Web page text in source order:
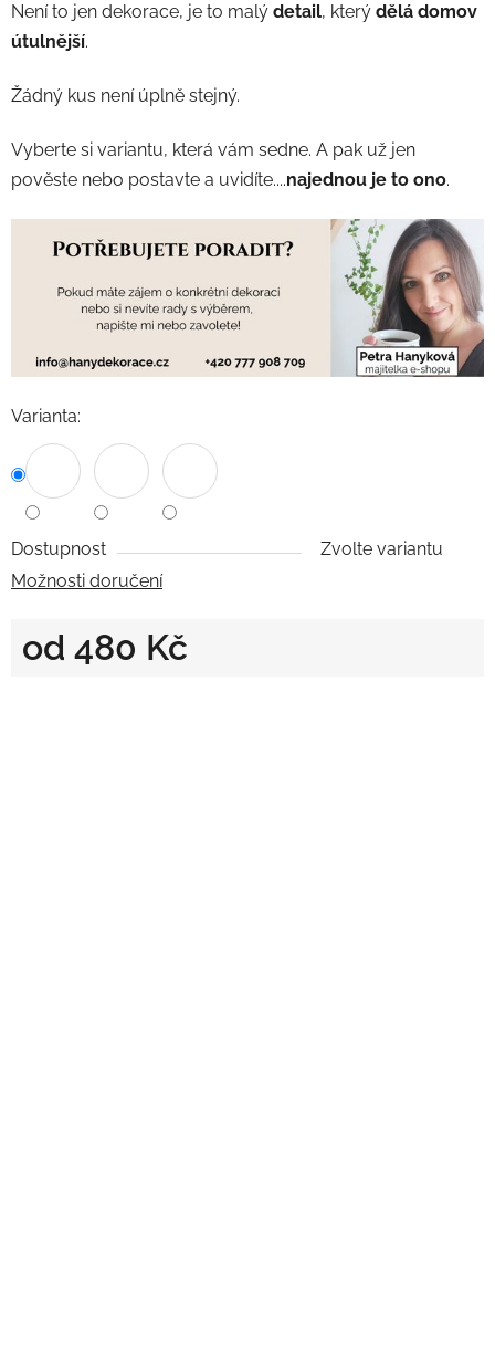
Není to jen dekorace, je to malý detail, který dělá domov
útulnější.
Žádný kus není úplně stejný.
Vyberte si variantu, která vám sedne. A pak už jen
pověste nebo postavte a uvidíte....najednou je to ono.
Varianta:
Dostupnost
Zvolte variantu
Možnosti doručení
od 480 Kč